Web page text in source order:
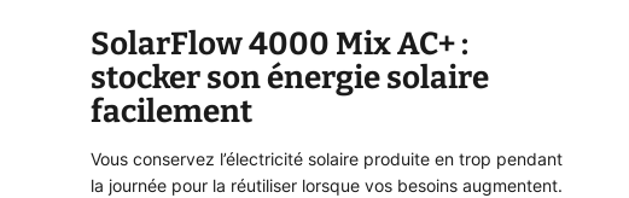
SolarFlow 4000 Mix AC+ :
stocker son énergie solaire
facilement
Vous conservez l’électricité solaire produite en trop pendant
la journée pour la réutiliser lorsque vos besoins augmentent.